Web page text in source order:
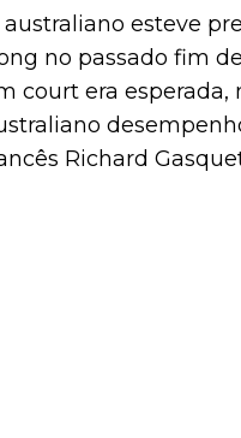
australiano esteve
no passado fim
court era
Richard